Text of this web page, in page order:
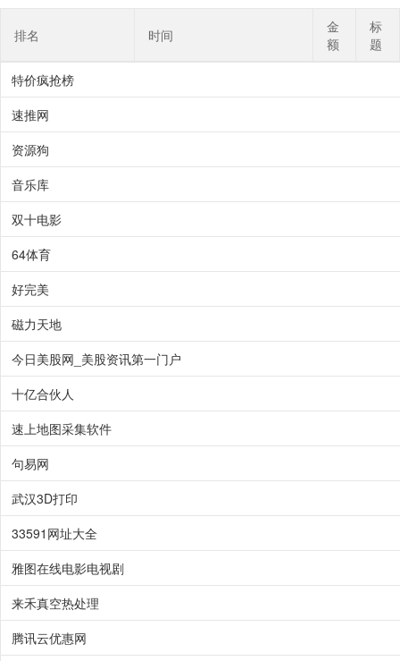
排名 时间
金
额
标
题
特价疯抢榜
速推网
资源狗
音乐库
双十电影
64体育
好完美
磁力天地
今日美股网_美股资讯第一门户
十亿合伙人
速上地图采集软件
句易网
武汉3D打印
33591网址大全
雅图在线电影电视剧
来禾真空热处理
腾讯云优惠网